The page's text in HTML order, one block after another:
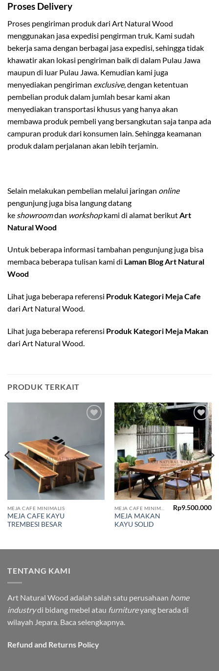
Proses Delivery
Proses pengiriman produk dari Art Natural Wood
menggunakan jasa expedisi pengirman truk. Kami sudah
bekerja sama dengan berbagai jasa expedisi, sehingga tidak
khawatir akan lokasi pengiriman baik di dalam Pulau Jawa
maupun di luar Pulau Jawa. Kemudian kami juga
menyediakan pengiriman exclusive,dengan ketentuan
pembelian produk dalam jumlah besar kami akan
menyediakan transportasi khusus yang hanya akan
membawa produk pembeli yang bersangkutan saja tanpa ada
campuran produk dari konsumen lain. Sehingga keamanan
produk dalam perjalanan akan lebih terjamin.
Selain melakukan pembelian melalui jaringan online
pengunjung juga bisa langung datang
ke showroomdan workshopkami di alamat berikut Art
Natural Wood
Untuk beberapa informasi tambahan pengunjung juga bisa
membaca beberapa tulisan kami di Laman Blog Art Natural
Wood
Lihat juga beberapa referensi Produk Kategori Meja Cafe
dari Art Natural Wood.
Lihat juga beberapa referensi Produk Kategori Meja Makan
dari Art Natural Wood.
PRODUK TERKAIT
MEJA CAFE MINIMALIS
MEJA CAFE KAYU
TREMBESI BESAR
Add to
wishlist
MEJA MAKAN
KAYU SOLID
Rp9.500.000
TENTANG KAMI
Art Natural Wood adalah salah satu perusahaan home
industrydi bidang mebel atau furnitureyang berada di
wilayah Jepara. Baca selengkapnya.
Refund and Returns Policy